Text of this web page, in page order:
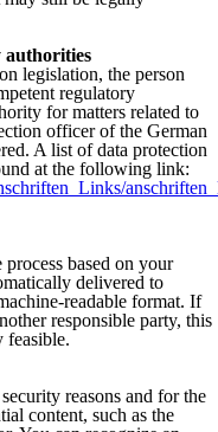
authorities
legislation, the person
regulatory
for matters related to
officer of the German
A list of data protection
at the following link:
based on your
delivered to
readable format. If
responsible party, this
feasible.
reasons and for the
content, such as the